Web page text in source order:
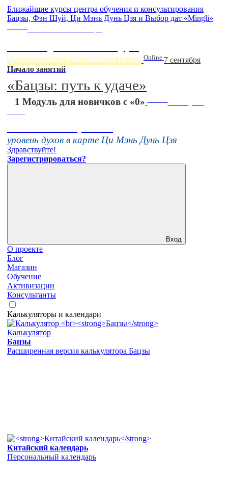
Ближайшие курсы центра обучения и консультирования
Бацзы, Фэн Шуй, Ци Мэнь Дунь Цзя и Выбор дат «Mingli»
пространство, работающее на вас Online 7 сентября
Начало занятий
«Бацзы: путь к удаче»
1 Модуль для новичков с «0»
16 августа
уровень духов в карте Ци Мэнь Дунь Цзя
Здравствуйте!
Зарегистрироваться?
Вход
О проекте
Блог
Магазин
Обучение
Активизации
Консультанты
Калькуляторы и календари
Калькулятор
Бацзы
Расширенная версия калькулятора Бацзы
Китайский календарь
Персональный календарь